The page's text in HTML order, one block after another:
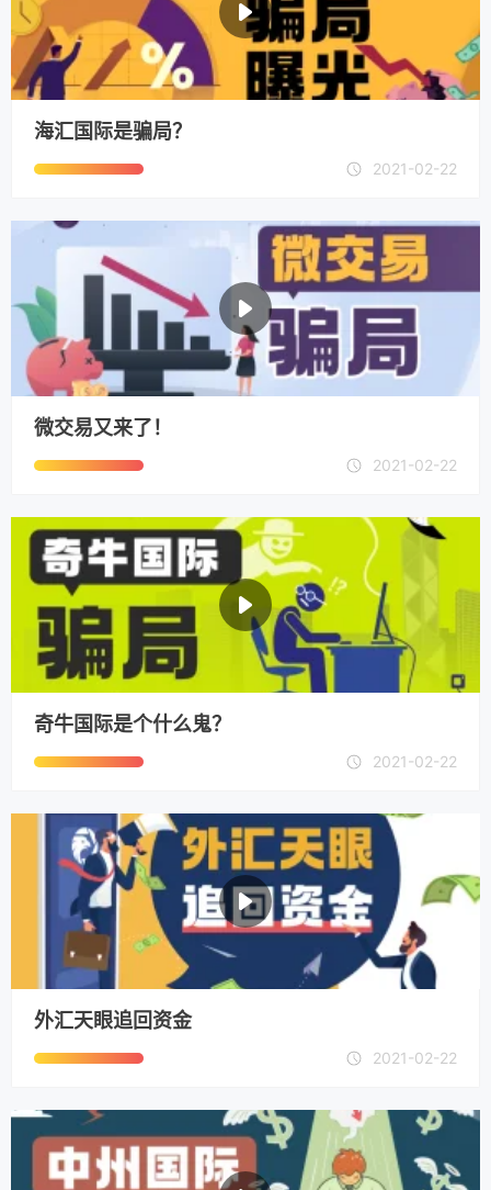
海汇国际是骗局？
2021-02-22
微交易又来了！
2021-02-22
奇牛国际是个什么鬼？
2021-02-22
外汇天眼追回资金
2021-02-22